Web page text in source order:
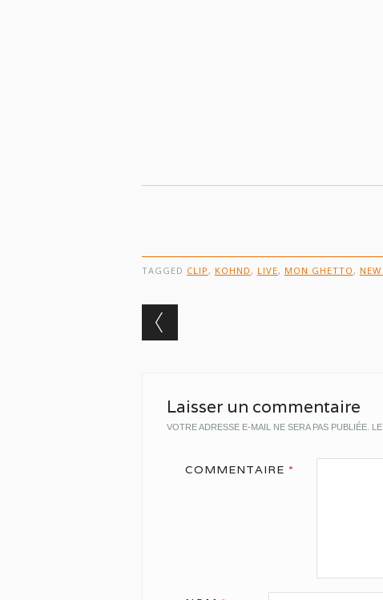
TAGGED CLIP , KOHND , LIVE, MON GHETTO ,
Post navigation
Laisser un commentaire
VOTRE ADRESSE E-MAIL NE SERA PAS PUBLIÉE.
COMMENTAIRE *